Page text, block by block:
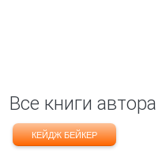
Все книги
КЕЙДЖ БЕЙКЕР